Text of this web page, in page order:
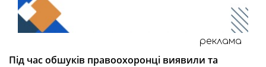
реклама
Під час обшуків правоохоронці виявили та